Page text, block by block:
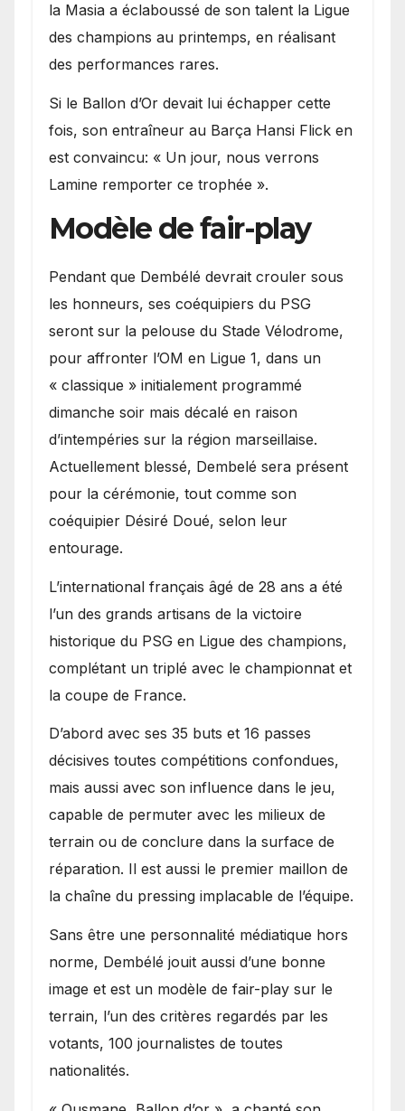
la Masia a éclaboussé de son talent la Ligue
des champions au printemps, en réalisant
des performances rares.
Si le Ballon d’Or devait lui échapper cette
fois, son entraîneur au Barça Hansi Flick en
est convaincu: « Un jour, nous verrons
Lamine remporter ce trophée ».
Modèle de fair-play
Pendant que Dembélé devrait crouler sous
les honneurs, ses coéquipiers du PSG
seront sur la pelouse du Stade Vélodrome,
pour affronter l’OM en Ligue 1, dans un
« classique » initialement programmé
dimanche soir mais décalé en raison
d’intempéries sur la région marseillaise.
Actuellement blessé, Dembelé sera présent
pour la cérémonie, tout comme son
coéquipier Désiré Doué, selon leur
entourage.
L’international français âgé de 28 ans a été
l’un des grands artisans de la victoire
historique du PSG en Ligue des champions,
complétant un triplé avec le championnat et
la coupe de France.
D’abord avec ses 35 buts et 16 passes
décisives toutes compétitions confondues,
mais aussi avec son influence dans le jeu,
capable de permuter avec les milieux de
terrain ou de conclure dans la surface de
réparation. Il est aussi le premier maillon de
la chaîne du pressing implacable de l’équipe.
Sans être une personnalité médiatique hors
norme, Dembélé jouit aussi d’une bonne
image et est un modèle de fair-play sur le
terrain, l’un des critères regardés par les
votants, 100 journalistes de toutes
nationalités.